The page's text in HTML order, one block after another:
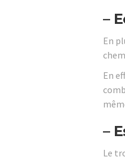
–
En
En
–
Le